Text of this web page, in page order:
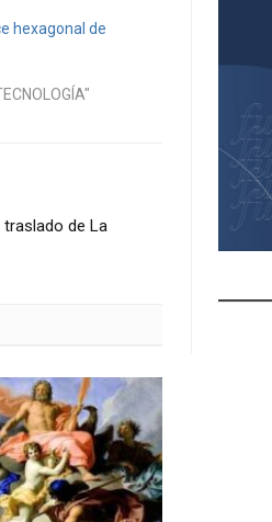
hexagonal de
traslado de La